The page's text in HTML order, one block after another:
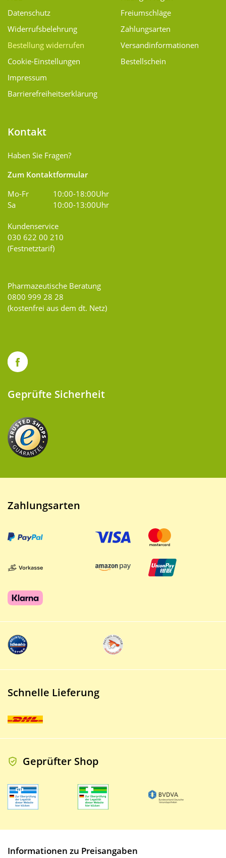
Datenschutz
Widerrufsbelehrung
Bestellung widerrufen
Cookie-Einstellungen
Impressum
Barrierefreiheitserklärung
Freiumschläge
Zahlungsarten
Versand­informationen
Bestellschein
Kontakt
Haben Sie Fragen?
Zum Kontaktformular
Mo-Fr
10:00-18:00Uhr
Sa
10:00-13:00Uhr
Kundenservice
030 622 00 210
(Festnetztarif)
Pharmazeutische Beratung
0800 999 28 28
(kostenfrei aus dem dt. Netz)
Geprüfte Sicherheit
Zahlungsarten
Schnelle Lieferung
Geprüfter Shop
Informationen zu Preisangaben